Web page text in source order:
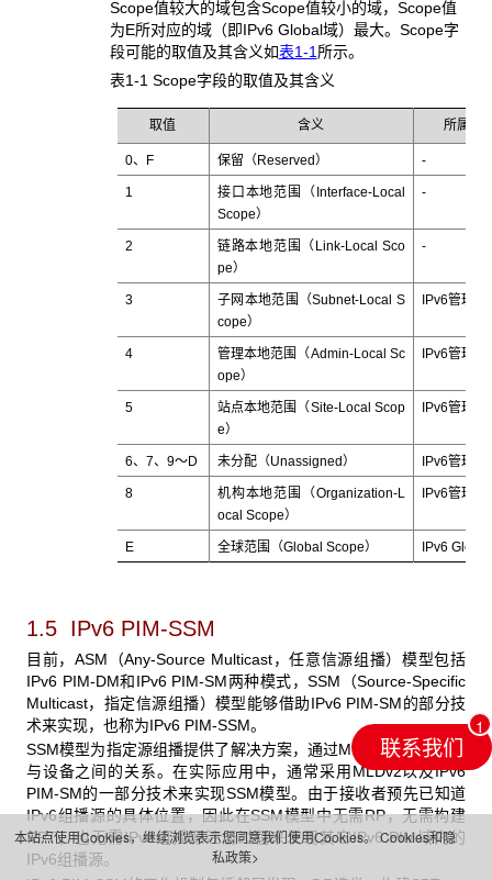
Scope值较大的域包含Scope值较小的域，Scope值
为E所对应的域（即IPv6 Global域）最大。Scope字
段可能的取值及其含义如表1-1所示。
表1-1 Scope字段的取值及其含义
取值 含义 所属域
0、F 保留（Reserved） -
1
接口本地范围（Interface-Local
Scope）
-
2
链路本地范围（Link-Local Sco
pe）
-
3
子网本地范围（Subnet-Local S
cope）
IPv6管理域
4
管理本地范围（Admin-Local Sc
ope）
IPv6管理域
5
站点本地范围（Site-Local Scop
e）
IPv6管理域
6、7、9～D 未分配（Unassigned） IPv6管理域
8
机构本地范围（Organization-L
ocal Scope）
IPv6管理域
E 全球范围（Global Scope） IPv6
1.5 IPv6 PIM-SSM
目前，ASM（Any-Source Multicast，任意信源组播）模型包括
IPv6 PIM-DM和IPv6 PIM-SM两种模式，SSM（Source-Specific
Multicast，指定信源组播）模型能够借助IPv6 PIM-SM的部分技
术来实现，也称为IPv6 PIM-SSM。
SSM模型为指定源组播提供了解决方案，通过MLDv2来维护主机
与设备之间的关系。在实际应用中，通常采用MLDv2以及IPv6
PIM-SM的一部分技术来实现SSM模型。由于接收者预先已知道
IPv6组播源的具体位置，因此在SSM模型中无需RP，无需构建
RPT，也无需IPv6组播源注册过程来发现其它IPv6 PIM域内的
IPv6组播源。
联系我们
本站点使用Cookies，继续浏览表示您同意我们使用Cookies。Cookies和隐
私政策>